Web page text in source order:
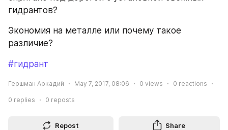
гидрантов?
Экономия на металле или почему такое
различие?
#гидрант
Гершман Аркадий May 7, 2017, 08:06 0 views 0 reactions
0 replies 0 reposts
Repost Share